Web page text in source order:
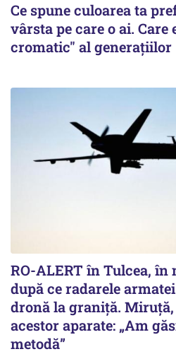
Ce spune culoarea ta
vârsta pe care o ai. Care
cromatic" al generațiilor
RO-ALERT în Tulcea, în
după ce radarele
dronă la graniță. Miruță,
acestor aparate: „Am
metodă”